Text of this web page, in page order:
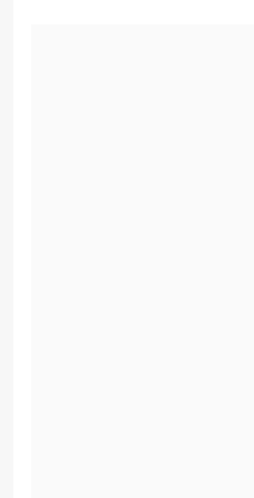
يقينيّة
على
عِبۡرَةࣱ
مَا كَانَ